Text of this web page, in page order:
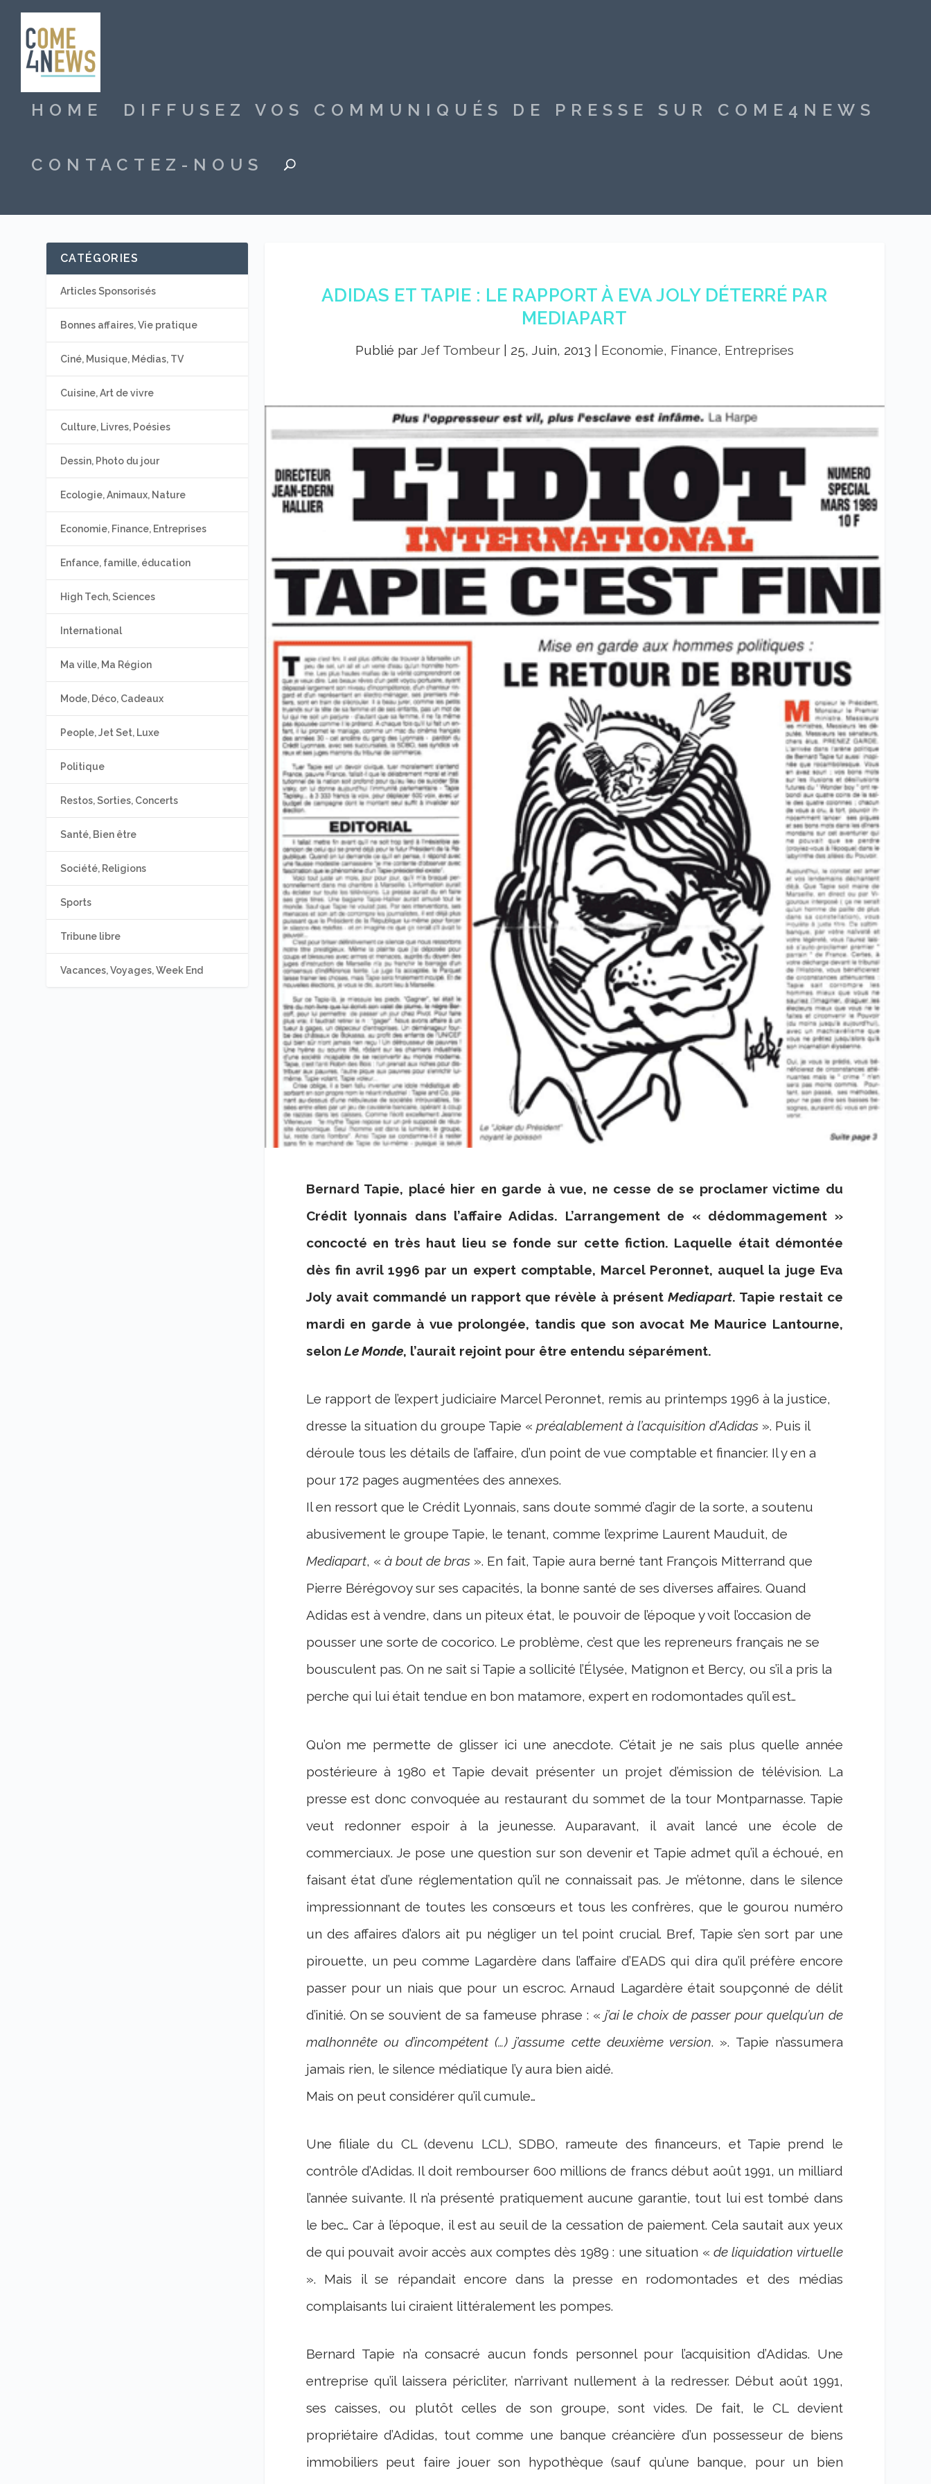
HOME DIFFUSEZ VOS COMMUNIQUÉS DE PRESSE SUR COME4NEWS
CONTACTEZ-NOUS
ADIDAS ET TAPIE : LE RAPPORT À EVA JOLY DÉTERRÉ PAR
MEDIAPART
Publié par Jef Tombeur| 25, Juin, 2013 Economie, Finance, Entreprises
Bernard Tapie, placé hier en garde à vue, ne cesse de se proclamer victime du
Crédit lyonnais dans l’affaire Adidas. L’arrangement de « dédommagement »
concocté en très haut lieu se fonde sur cette fiction. Laquelle était démontée
dès fin avril 1996 par un expert comptable, Marcel Peronnet, auquel la juge Eva
Joly avait commandé un rapport que révèle à présent Mediapart. Tapie restait ce
mardi en garde à vue prolongée, tandis que son avocat Me Maurice Lantourne,
selon Le Monde, l’aurait rejoint pour être entendu séparément.
Le rapport de l’expert judiciaire Marcel Peronnet, remis au printemps 1996 à la justice,
dresse la situation du groupe Tapie « préalablement à l’acquisition d’Adidas ». Puis il
déroule tous les détails de l’affaire, d’un point de vue comptable et financier. Il y en a
pour 172 pages augmentées des annexes.
Il en ressort que le Crédit Lyonnais, sans doute sommé d’agir de la sorte, a soutenu
abusivement le groupe Tapie, le tenant, comme l’exprime Laurent Mauduit, de
Mediapart, « à bout de bras ». En fait, Tapie aura berné tant François Mitterrand que
Pierre Bérégovoy sur ses capacités, la bonne santé de ses diverses affaires. Quand
Adidas est à vendre, dans un piteux état, le pouvoir de l’époque y voit l’occasion de
pousser une sorte de cocorico. Le problème, c’est que les repreneurs français ne se
bousculent pas. On ne sait si Tapie a sollicité l’Élysée, Matignon et Bercy, ou s’il a pris la
perche qui lui était tendue en bon matamore, expert en rodomontades qu’il est…
Qu’on me permette de glisser ici une anecdote. C’était je ne sais plus quelle année
postérieure à 1980 et Tapie devait présenter un projet d’émission de télévision. La
presse est donc convoquée au restaurant du sommet de la tour Montparnasse. Tapie
veut redonner espoir à la jeunesse. Auparavant, il avait lancé une école de
commerciaux. Je pose une question sur son devenir et Tapie admet qu’il a échoué, en
faisant état d’une réglementation qu’il ne connaissait pas. Je m’étonne, dans le silence
impressionnant de toutes les consœurs et tous les confrères, que le gourou numéro
un des affaires d’alors ait pu négliger un tel point crucial. Bref, Tapie s’en sort par une
pirouette, un peu comme Lagardère dans l’affaire d’EADS qui dira qu’il préfère encore
passer pour un niais que pour un escroc. Arnaud Lagardère était soupçonné de délit
d’initié. On se souvient de sa fameuse phrase : « j’ai le choix de passer pour quelqu’un de
malhonnête ou d’incompétent (…) j’assume cette deuxième version. ». Tapie n’assumera
jamais rien, le silence médiatique l’y aura bien aidé.
Mais on peut considérer qu’il cumule…
Une filiale du CL (devenu LCL), SDBO, rameute des financeurs, et Tapie prend le
contrôle d’Adidas. Il doit rembourser 600 millions de francs début août 1991, un milliard
l’année suivante. Il n’a présenté pratiquement aucune garantie, tout lui est tombé dans
le bec… Car à l’époque, il est au seuil de la cessation de paiement. Cela sautait aux yeux
de qui pouvait avoir accès aux comptes dès 1989 : une situation « de liquidation virtuelle
». Mais il se répandait encore dans la presse en rodomontades et des médias
complaisants lui ciraient littéralement les pompes.
Bernard Tapie n’a consacré aucun fonds personnel pour l’acquisition d’Adidas. Une
entreprise qu’il laissera péricliter, n’arrivant nullement à la redresser. Début août 1991,
ses caisses, ou plutôt celles de son groupe, sont vides. De fait, le CL devient
propriétaire d’Adidas, tout comme une banque créancière d’un possesseur de biens
immobiliers peut faire jouer son hypothèque (sauf qu’une banque, pour un bien
CATÉGORIES
Articles Sponsorisés
Bonnes affaires, Vie pratique
Ciné, Musique, Médias, TV
Cuisine, Art de vivre
Culture, Livres, Poésies
Dessin, Photo du jour
Ecologie, Animaux, Nature
Economie, Finance, Entreprises
Enfance, famille, éducation
High Tech, Sciences
International
Ma ville, Ma Région
Mode, Déco, Cadeaux
People, Jet Set, Luxe
Politique
Restos, Sorties, Concerts
Santé, Bien être
Société, Religions
Sports
Tribune libre
Vacances, Voyages, Week End